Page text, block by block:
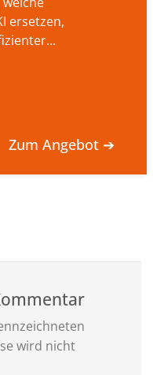
ersetzen,
Zum Angebot ➔
wird nicht